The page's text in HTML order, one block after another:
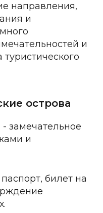
направления,
и
и
острова
замечательное
и
билет на